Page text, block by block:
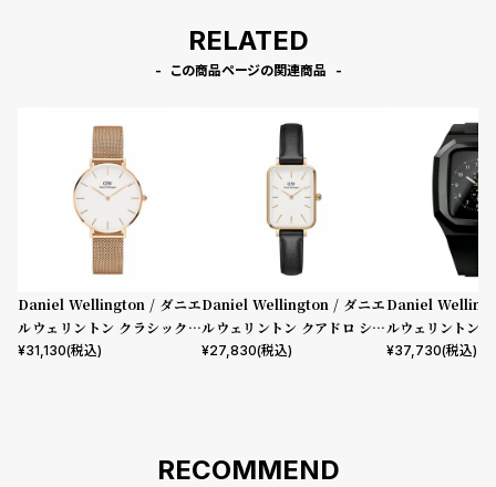
RELATED
この商品ページの関連商品
Daniel Wellington / ダニエ
ルウェリントン クラシックペ
ティット メルローズ ローズゴ
¥31,130(税込)
Daniel Wellington / ダニエ
ルウェリントン クアドロ シェ
フィールド ローズゴールド/ホ
¥27,830(税込)
Daniel
ルウェリントン
mm Apple
¥37,730(税込)
RECOMMEND